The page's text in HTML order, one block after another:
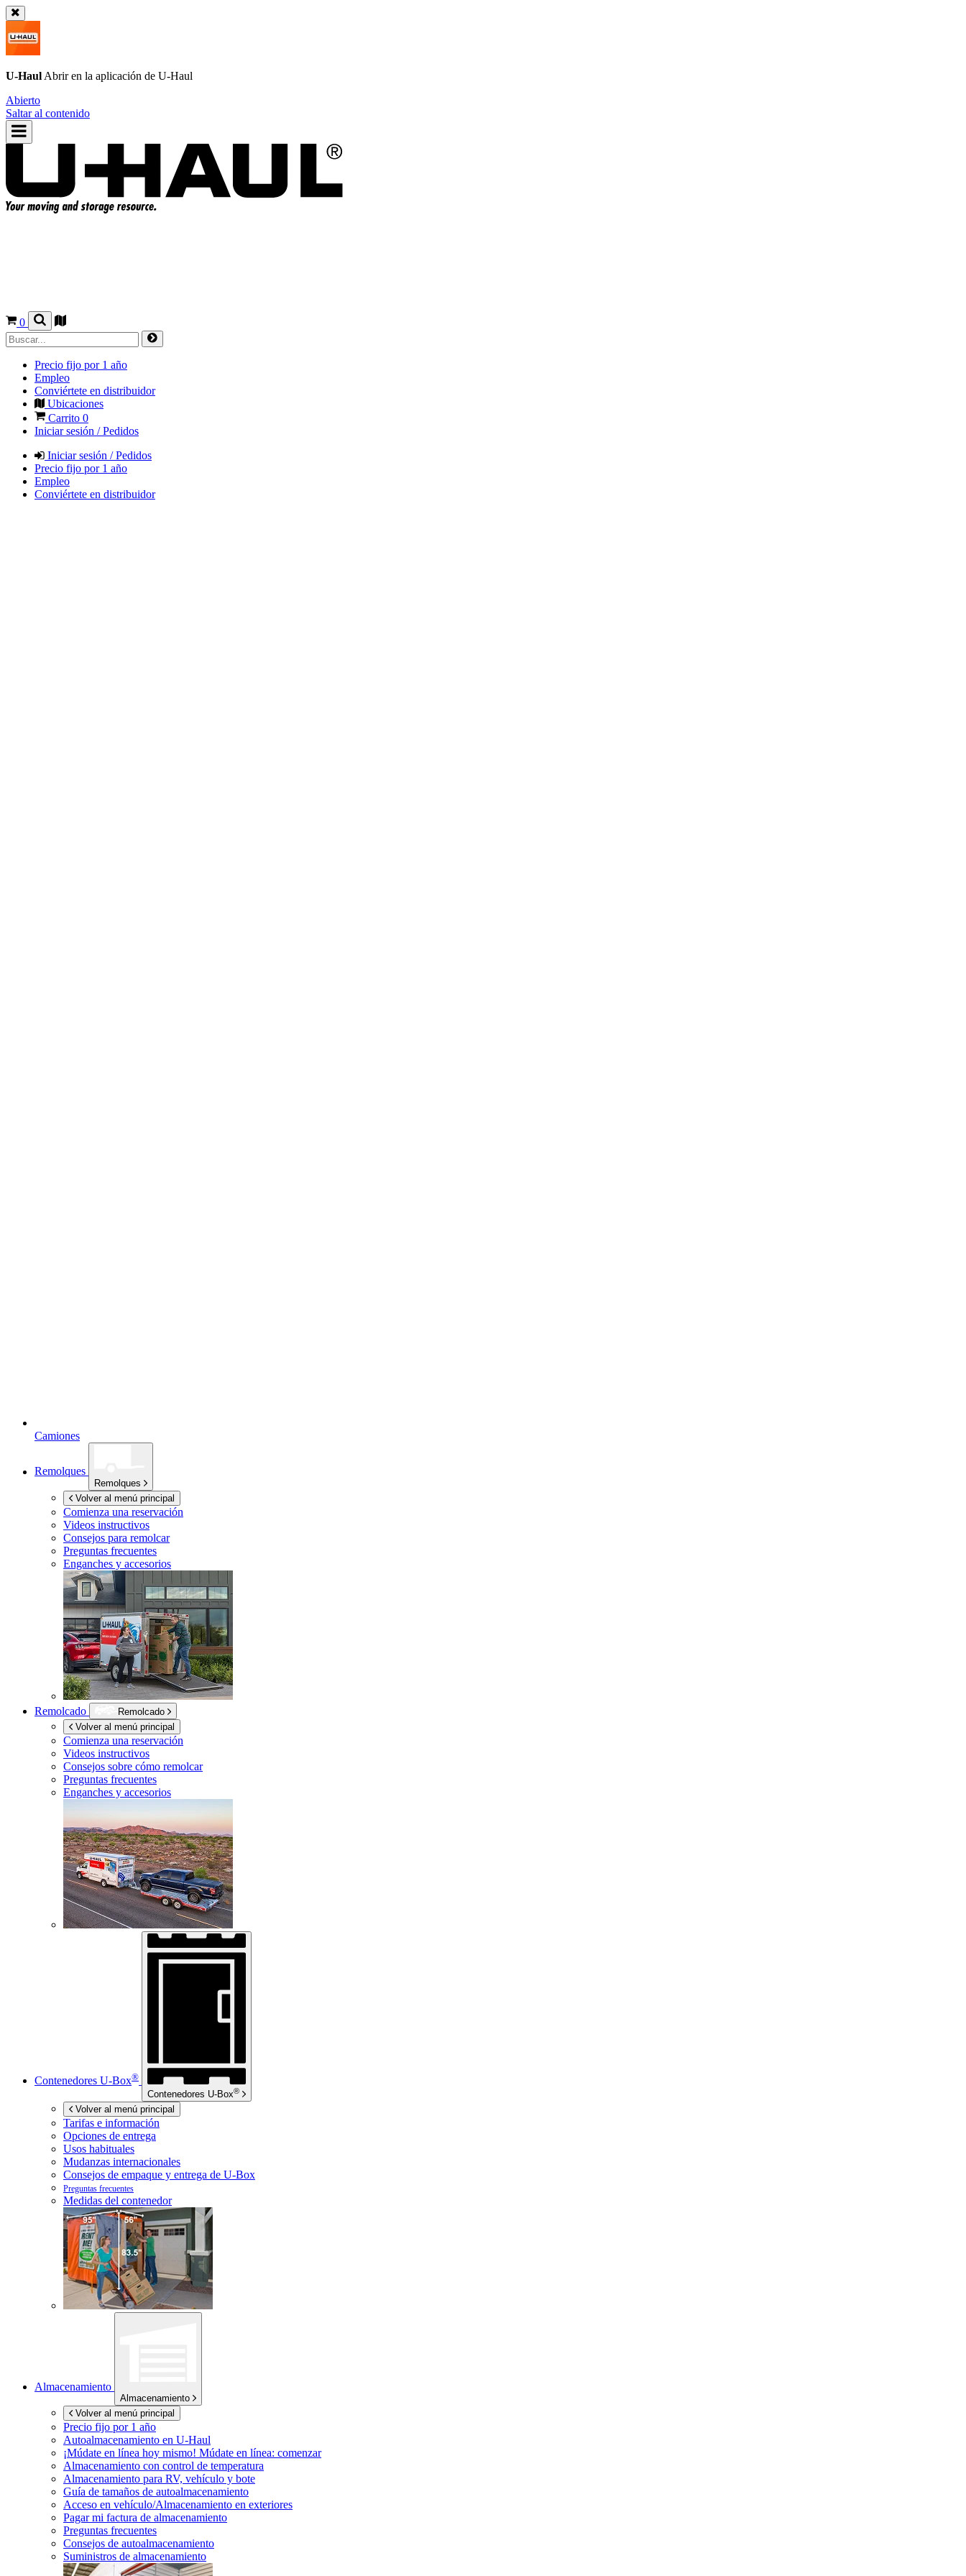
U-Haul Abrir en la aplicación de U-Haul
Abierto
Saltar al contenido
0
Precio fijo por 1 año
Empleo
Conviértete en distribuidor
Ubicaciones
Carrito 0
Iniciar sesión / Pedidos
Iniciar sesión / Pedidos
Precio fijo por 1 año
Empleo
Conviértete en distribuidor
Camiones
Remolques
Remolques
Volver al menú principal
Comienza una reservación
Videos instructivos
Consejos para remolcar
Preguntas frecuentes
Enganches y accesorios
Remolcado
Remolcado
Volver al menú principal
Comienza una reservación
Videos instructivos
Consejos sobre cómo remolcar
Preguntas frecuentes
Enganches y accesorios
Contenedores U-Box®
Contenedores U-Box®
Volver al menú principal
Tarifas e información
Opciones de entrega
Usos habituales
Mudanzas internacionales
Consejos de empaque y entrega de U-Box
Preguntas frecuentes
Medidas del contenedor
Almacenamiento
Almacenamiento
Volver al menú principal
Precio fijo por 1 año
Autoalmacenamiento en U-Haul
¡Múdate en línea hoy mismo! Múdate en línea: comenzar
Almacenamiento con control de temperatura
Almacenamiento para RV, vehículo y bote
Guía de tamaños de autoalmacenamiento
Acceso en vehículo/Almacenamiento en exteriores
Pagar mi factura de almacenamiento
Preguntas frecuentes
Consejos de autoalmacenamiento
Suministros de almacenamiento